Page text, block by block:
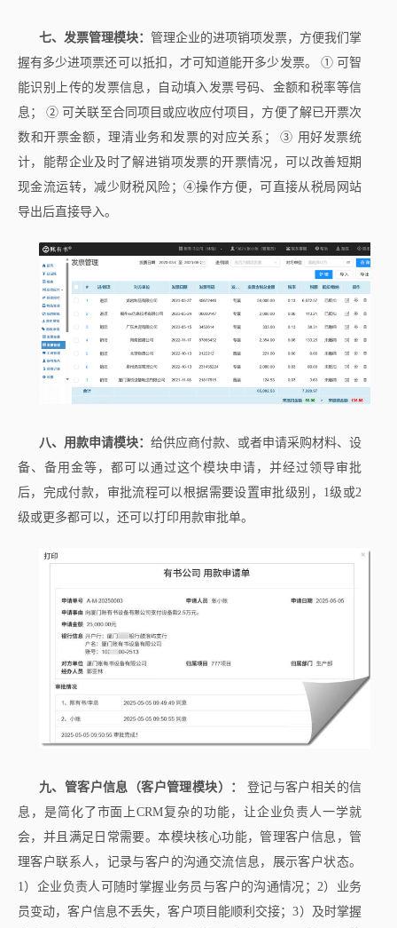
七、发票管理模块： 管理企业的进项销项发票，方便我们掌
握有多少进项票还可以抵扣，才可知道能开多少发票。 ① 可智
能识别上传的发票信息，自动填入发票号码、金额和税率等信
息； ② 可关联至合同项目或应收应付项目，方便了解已开票次
数和开票金额，理清业务和发票的对应关系； ③ 用好发票统
计，能帮企业及时了解进销项发票的开票情况，可以改善短期
现金流运转，减少财税风险；④操作方便，可直接从税局网站
导出后直接导入。
八、用款申请模块： 给供应商付款、或者申请采购材料、设
备、备用金等，都可以通过这个模块申请，并经过领导审批
后，完成付款，审批流程可以根据需要设置审批级别，1级或2
级或更多都可以，还可以打印用款审批单。
九、管客户信息（客户管理模块）：
登记与客户相关的信
息，是简化了市面上CRM复杂的功能，让企业负责人一学就
会，并且满足日常需要。本模块核心功能，管理客户信息，管
理客户联系人，记录与客户的沟通交流信息，展示客户状态。
1）企业负责人可随时掌握业务员与客户的沟通情况；2）业务
员变动，客户信息不丢失，客户项目能顺利交接；3）及时掌握